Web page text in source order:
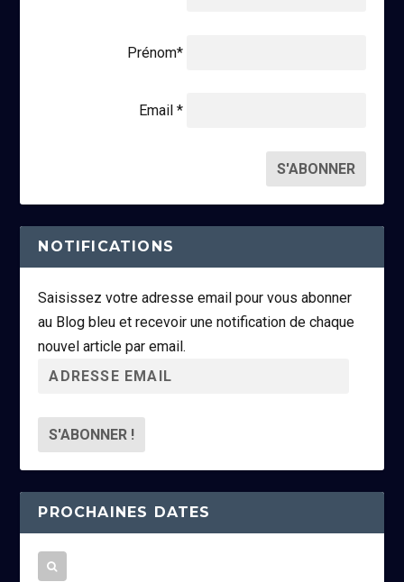
Prénom*
Email *
NOTIFICATIONS
Saisissez votre adresse email pour vous abonner
au Blog bleu et recevoir une notification de chaque
nouvel article par email.
r
s
s
e
m
PROCHAINES DATES